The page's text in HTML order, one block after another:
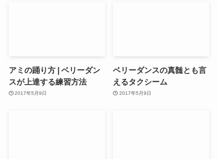
アミの踊り方 | ベリーダン
スが上達する練習方法
2017年5月9日
ベリーダンスの真髄とも言
えるタクシーム
2017年5月9日